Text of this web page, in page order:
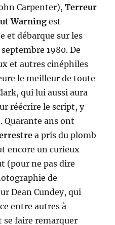
Carpenter),Terreur
Warning est
et débarque sur les
1980. De
et autres cinéphiles
le meilleur de toute
qui lui aussi aura
réécrire le script, y
Quarante ans ont
a pris du plomb
encore un curieux
(pour ne pas dire
de
Dean Cundey, qui
entre autres à
se faire remarquer